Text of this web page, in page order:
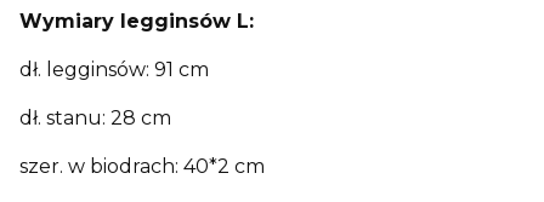
Wymiary legginsów L:
dł. legginsów: 91 cm
dł. stanu: 28 cm
szer. w biodrach: 40*2 cm